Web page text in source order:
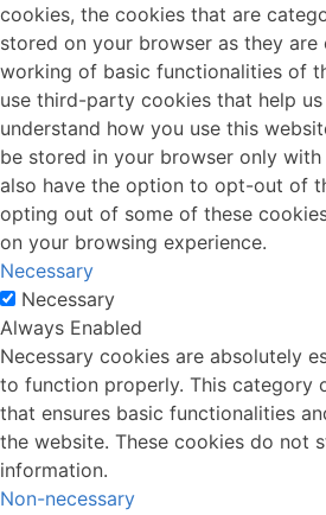
cookies, the cookies that are
stored on your browser as they are
working of basic functionalities of
use third-party cookies that help us
understand how you use this
be stored in your browser only with
also have the option to opt-out of
opting out of some of these
on your browsing experience.
Necessary
Necessary
Always Enabled
Necessary cookies are absolutely
to function properly. This category
that ensures basic functionalities
the website. These cookies do not
information.
Non-necessary